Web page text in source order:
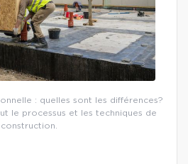
: quelles sont les différences?
le processus et les techniques de
construction.